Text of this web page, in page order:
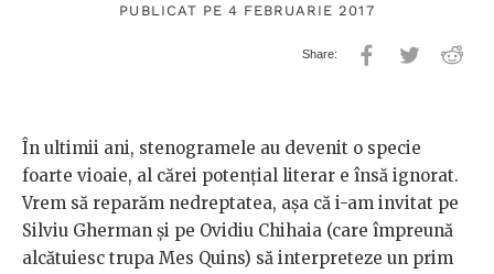
PUBLICAT PE 4 FEBRUARIE 2017
În ultimii ani, stenogramele au devenit o specie
foarte vioaie, al cărei potențial literar e însă ignorat.
Vrem să reparăm nedreptatea, așa că i-am invitat pe
Silviu Gherman și pe Ovidiu Chihaia (care împreună
alcătuiesc trupa Mes Quins) să interpreteze un prim